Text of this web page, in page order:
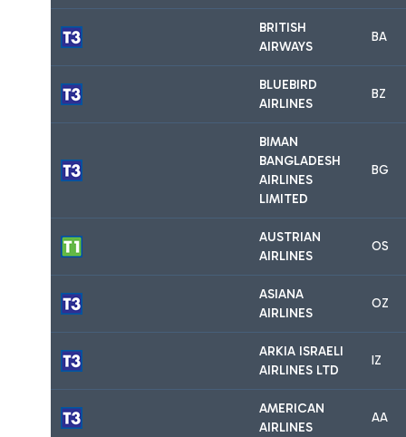
BRITISH
AIRWAYS
BA
BLUEBIRD
AIRLINES
BZ
BIMAN
BANGLADESH
AIRLINES
LIMITED
BG
AUSTRIAN
AIRLINES
OS
ASIANA
AIRLINES
OZ
ARKIA ISRAELI
AIRLINES LTD
IZ
AMERICAN
AIRLINES
AA